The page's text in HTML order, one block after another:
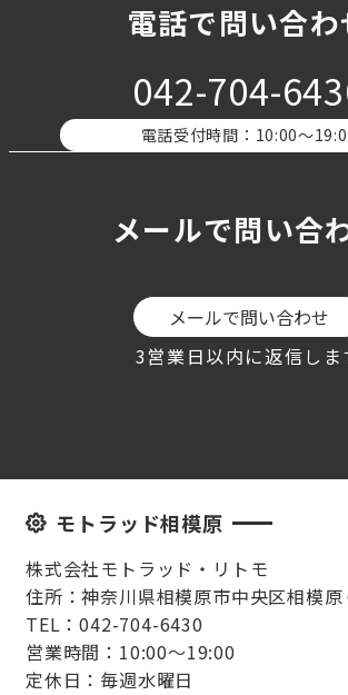
電話で問い合わ
042-704-
電話受付時間：10:00〜
メールで問い合
メールで問い合わせ
3営業日以内に返信しま
モトラッド相模原
株式会社モトラッド・リトモ
住所：神奈川県相模原市中央区相模
TEL：042-704-6430
営業時間：10:00～19:00
定休日：毎週水曜日